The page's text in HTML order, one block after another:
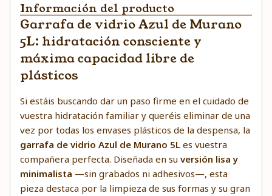
Información del producto
Garrafa de vidrio Azul de Murano
5L: hidratación consciente y
máxima capacidad libre de
plásticos
Si estáis buscando dar un paso firme en el cuidado de
vuestra hidratación familiar y queréis eliminar de una
vez por todas los envases plásticos de la despensa, la
garrafa de vidrio Azul de Murano 5L es vuestra
compañera perfecta. Diseñada en su versión lisa y
minimalista —sin grabados ni adhesivos—, esta
pieza destaca por la limpieza de sus formas y su gran